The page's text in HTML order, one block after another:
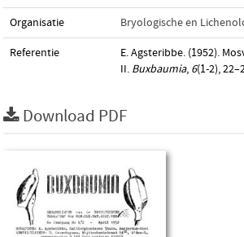
Organisatie Bryologische en
Referentie
E. Agsteribbe. (1952).
II. Buxbaumia, 6(1-2),
Download PDF